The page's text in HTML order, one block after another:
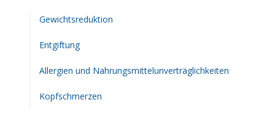
Gewichtsreduktion
Entgiftung
Allergien und Nahrungsmittelunverträglichkeiten
Kopfschmerzen